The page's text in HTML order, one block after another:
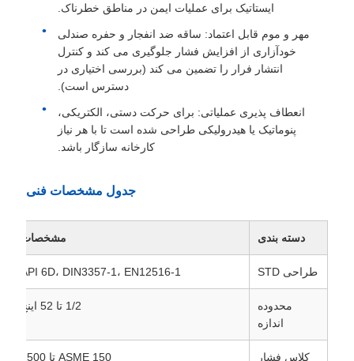
ایستاتیک برای عملیات ایمن در مناطق خطرناک.
مهر و موم قابل اعتماد: ساقه ضد انفجار و حفره صندلی
خودآزاری از افزایش فشار جلوگیری می کند و کنترل
انتشار فرار را تضمین می کند (بررسی اختیاری در
دسترس است).
انعطاف پذیری عملیاتی: برای حرکت دستی، الکتریکی،
پنوماتیک یا هیدرولیکی طراحی شده است تا با هر نیاز
کارخانه سازگار باشد.
جدول مشخصات فنی
دسته بندی مشخصات
طراحی STD API 6D، DIN3357-1، EN12516-1
محدوده
اندازه
1/2 تا 52 اینچ
کلاس فشار ASME 150 تا 2500